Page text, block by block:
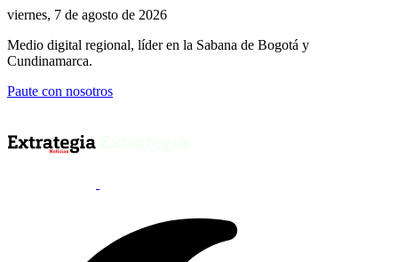
viernes, 7 de agosto de 2026
Medio digital regional, líder en la Sabana de Bogotá y
Cundinamarca.
Paute con nosotros